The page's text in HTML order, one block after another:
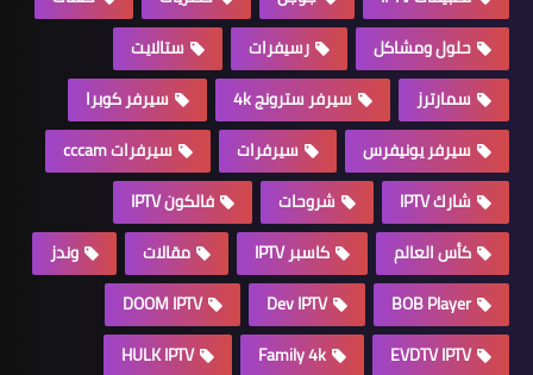
حلول ومشاكل
رسيفرات
ستالايت
سمارترز
سيرفر سترونج 4k
سيرفر كوبرا
سيرفر يونيفرس
سيرفرات
سيرفرات cccam
شارك IPTV
شروحات
فالكون IPTV
كأس العالم
كاسبر IPTV مقالات
وندز
BOB Player
Dev IPTV
DOOM IPTV
EVDTV IPTV
Family 4k
HULK IPTV